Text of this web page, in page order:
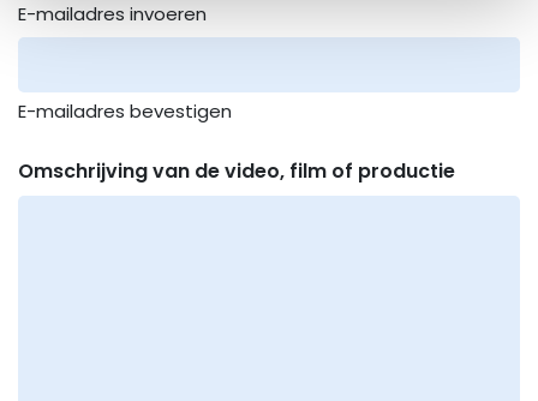
E-mailadres invoeren
E-mailadres bevestigen
Omschrijving van de video, film of productie